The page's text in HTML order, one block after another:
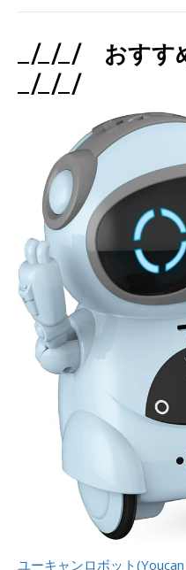
_/_/_/ おすす
_/_/_/
ユーキャンロボット